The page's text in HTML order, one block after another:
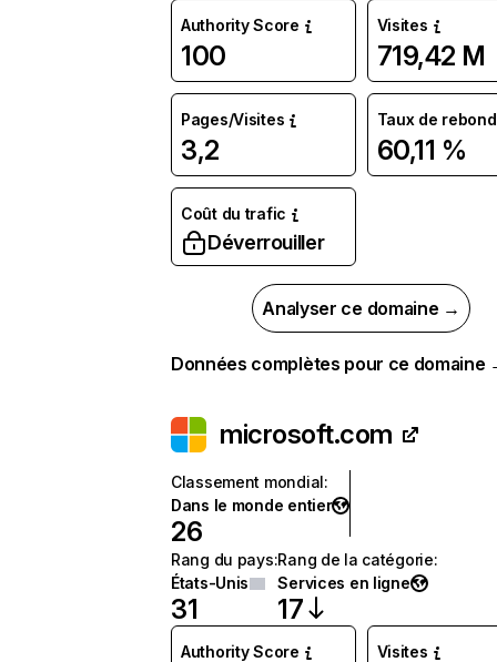
Authority Score
100
Visites
719,42 M
Pages/Visites
3,2
Taux de rebond
60,11 %
Coût du trafic
Déverrouiller
Analyser ce domaine →
Données complètes pour ce domaine
microsoft.com
Classement mondial:
Dans le monde entier
26
Rang du pays:
États-Unis
31
Rang de la catégorie:
Services en ligne
17
Authority Score Visites